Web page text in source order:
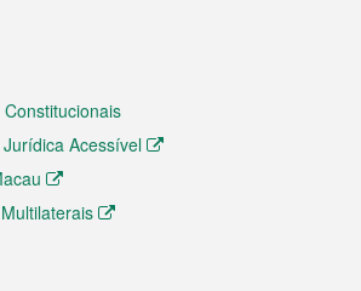
Constitucionais
Acessível